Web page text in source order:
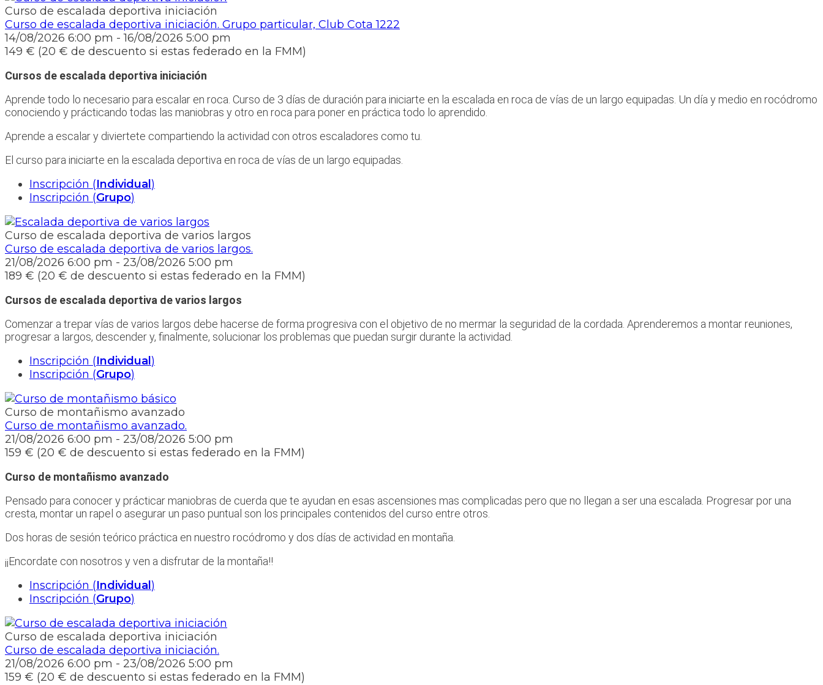
Curso de escalada deportiva iniciación
Curso de escalada deportiva iniciación. Grupo particular, Club Cota 1222
14/08/2026 6:00 pm - 16/08/2026 5:00 pm
149 € (20 € de descuento si estas federado en la FMM)
Cursos de escalada deportiva iniciación
Aprende todo lo necesario para escalar en roca. Curso de 3 días de duración para iniciarte en la escalada en roca de vías de un largo equipadas. Un día y medio en rocódromo
conociendo y prácticando todas las maniobras y otro en roca para poner en práctica todo lo aprendido.
Aprende a escalar y diviertete compartiendo la actividad con otros escaladores como tu.
El curso para iniciarte en la escalada deportiva en roca de vías de un largo equipadas.
Inscripción (Individual)
Inscripción (Grupo)
Curso de escalada deportiva de varios largos
Curso de escalada deportiva de varios largos.
21/08/2026 6:00 pm - 23/08/2026 5:00 pm
189 € (20 € de descuento si estas federado en la FMM)
Cursos de escalada deportiva de varios largos
Comenzar a trepar vías de varios largos debe hacerse de forma progresiva con el objetivo de no mermar la seguridad de la cordada. Aprenderemos a montar reuniones,
progresar a largos, descender y, finalmente, solucionar los problemas que puedan surgir durante la actividad.
Inscripción (Individual)
Inscripción (Grupo)
Curso de montañismo avanzado
Curso de montañismo avanzado.
21/08/2026 6:00 pm - 23/08/2026 5:00 pm
159 € (20 € de descuento si estas federado en la FMM)
Curso de montañismo avanzado
Pensado para conocer y prácticar maniobras de cuerda que te ayudan en esas ascensiones mas complicadas pero que no llegan a ser una escalada. Progresar por una
cresta, montar un rapel o asegurar un paso puntual son los principales contenidos del curso entre otros.
Dos horas de sesión teórico práctica en nuestro rocódromo y dos días de actividad en montaña.
¡¡Encordate con nosotros y ven a disfrutar de la montaña!!
Inscripción (Individual)
Inscripción (Grupo)
Curso de escalada deportiva iniciación
Curso de escalada deportiva iniciación.
21/08/2026 6:00 pm - 23/08/2026 5:00 pm
159 € (20 € de descuento si estas federado en la FMM)